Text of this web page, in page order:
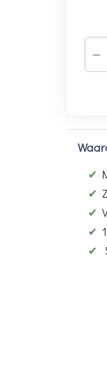
−
✔
✔
✔
✔
✔